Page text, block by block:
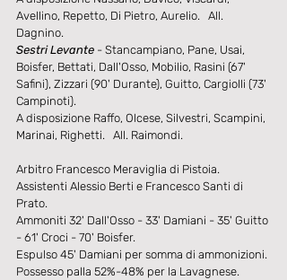
Avellino, Repetto, Di Pietro, Aurelio.   All.
Dagnino.
Sestri Levante - Stancampiano, Pane, Usai,
Boisfer, Bettati, Dall'Osso, Mobilio, Rasini (67'
Safini), Zizzari (90' Durante), Guitto, Cargiolli (73'
Campinoti).
A disposizione Raffo, Olcese, Silvestri, Scampini,
Marinai, Righetti.   All. Raimondi.
Arbitro Francesco Meraviglia di Pistoia.
Assistenti Alessio Berti e Francesco Santi di
Prato.
Ammoniti 32' Dall'Osso - 33' Damiani - 35' Guitto
- 61' Croci - 70' Boisfer.
Espulso 45' Damiani per somma di ammonizioni.
Possesso palla 52%-48% per la Lavagnese.